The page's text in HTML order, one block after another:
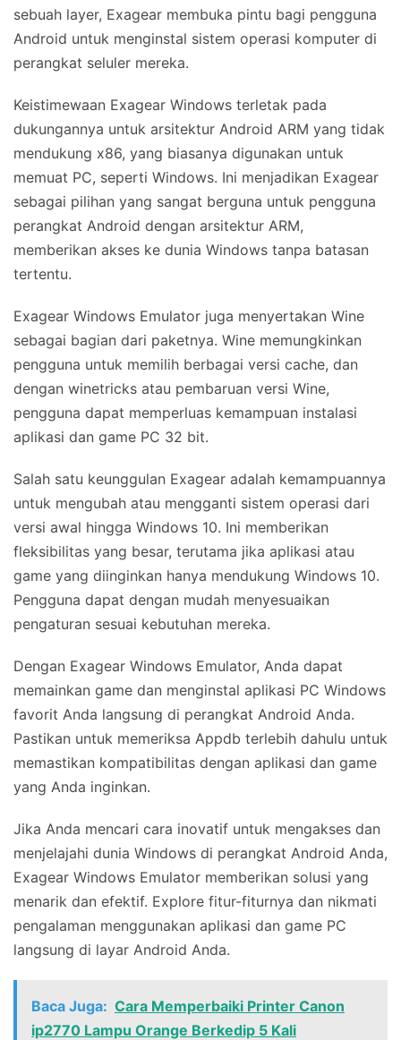
sebuah layer, Exagear membuka pintu bagi pengguna
Android untuk menginstal sistem operasi komputer di
perangkat seluler mereka.
Keistimewaan Exagear Windows terletak pada
dukungannya untuk arsitektur Android ARM yang tidak
mendukung x86, yang biasanya digunakan untuk
memuat PC, seperti Windows. Ini menjadikan Exagear
sebagai pilihan yang sangat berguna untuk pengguna
perangkat Android dengan arsitektur ARM,
memberikan akses ke dunia Windows tanpa batasan
tertentu.
Exagear Windows Emulator juga menyertakan Wine
sebagai bagian dari paketnya. Wine memungkinkan
pengguna untuk memilih berbagai versi cache, dan
dengan winetricks atau pembaruan versi Wine,
pengguna dapat memperluas kemampuan instalasi
aplikasi dan game PC 32 bit.
Salah satu keunggulan Exagear adalah kemampuannya
untuk mengubah atau mengganti sistem operasi dari
versi awal hingga Windows 10. Ini memberikan
fleksibilitas yang besar, terutama jika aplikasi atau
game yang diinginkan hanya mendukung Windows 10.
Pengguna dapat dengan mudah menyesuaikan
pengaturan sesuai kebutuhan mereka.
Dengan Exagear Windows Emulator, Anda dapat
memainkan game dan menginstal aplikasi PC Windows
favorit Anda langsung di perangkat Android Anda.
Pastikan untuk memeriksa Appdb terlebih dahulu untuk
memastikan kompatibilitas dengan aplikasi dan game
yang Anda inginkan.
Jika Anda mencari cara inovatif untuk mengakses dan
menjelajahi dunia Windows di perangkat Android Anda,
Exagear Windows Emulator memberikan solusi yang
menarik dan efektif. Explore fitur-fiturnya dan nikmati
pengalaman menggunakan aplikasi dan game PC
langsung di layar Android Anda.
Baca Juga: Cara Memperbaiki Printer Canon
ip2770 Lampu Orange Berkedip 5 Kali